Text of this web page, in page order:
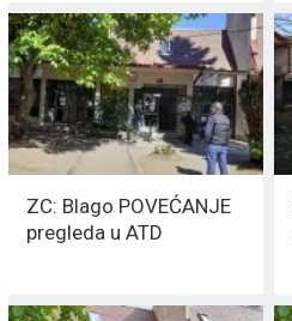
ZC: Blago POVEĆANJE
pregleda u ATD